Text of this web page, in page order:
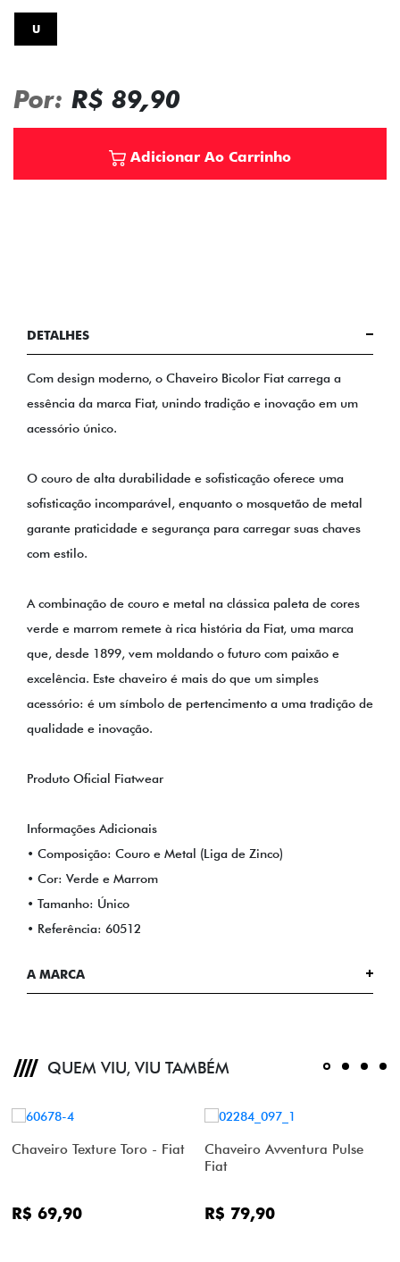
U
Por: R$ 89,90
Adicionar Ao Carrinho
DETALHES
Com design moderno, o Chaveiro Bicolor Fiat carrega a
essência da marca Fiat, unindo tradição e inovação em um
acessório único.
O couro de alta durabilidade e sofisticação oferece uma
sofisticação incomparável, enquanto o mosquetão de metal
garante praticidade e segurança para carregar suas chaves
com estilo.
A combinação de couro e metal na clássica paleta de cores
verde e marrom remete à rica história da Fiat, uma marca
que, desde 1899, vem moldando o futuro com paixão e
excelência. Este chaveiro é mais do que um simples
acessório: é um símbolo de pertencimento a uma tradição de
qualidade e inovação.
Produto Oficial Fiatwear
Informações Adicionais
• Composição: Couro e Metal (Liga de Zinco)
• Cor: Verde e Marrom
• Tamanho: Único
• Referência: 60512
A MARCA
QUEM VIU, VIU TAMBÉM
Chaveiro Texture Toro - Fiat
R$ 69,90
Chaveiro Avventura Pulse
Fiat
R$ 79,90